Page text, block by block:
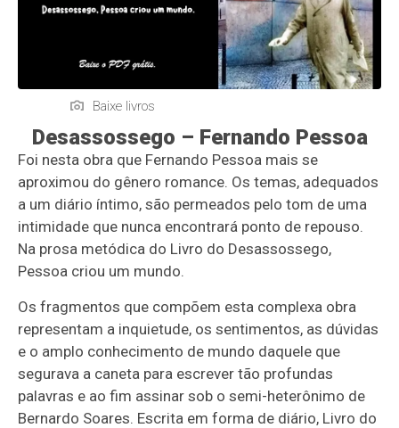
Baixe livros
Desassossego – Fernando Pessoa
Foi nesta obra que Fernando Pessoa mais se
aproximou do gênero romance. Os temas, adequados
a um diário íntimo, são permeados pelo tom de uma
intimidade que nunca encontrará ponto de repouso.
Na prosa metódica do Livro do Desassossego,
Pessoa criou um mundo.
Os fragmentos que compõem esta complexa obra
representam a inquietude, os sentimentos, as dúvidas
e o amplo conhecimento de mundo daquele que
segurava a caneta para escrever tão profundas
palavras e ao fim assinar sob o semi-heterônimo de
Bernardo Soares. Escrita em forma de diário, Livro do